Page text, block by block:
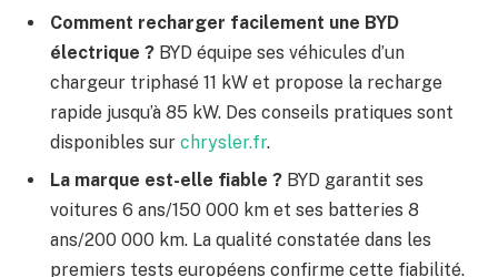
Comment recharger facilement une BYD
électrique ? BYD équipe ses véhicules d’un
chargeur triphasé 11 kW et propose la recharge
rapide jusqu’à 85 kW. Des conseils pratiques sont
disponibles sur chrysler.fr.
La marque est-elle fiable ? BYD garantit ses
voitures 6 ans/150 000 km et ses batteries 8
ans/200 000 km. La qualité constatée dans les
premiers tests européens confirme cette fiabilité.